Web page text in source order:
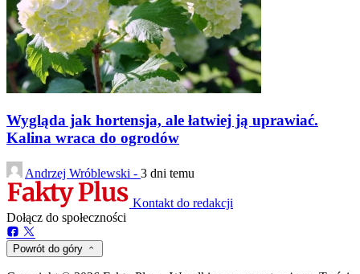
Wygląda jak hortensja, ale łatwiej ją uprawiać.
Kalina wraca do ogrodów
Andrzej Wróblewski - 3 dni temu
Kontakt do redakcji
Dołącz do społeczności
Powrót do góry